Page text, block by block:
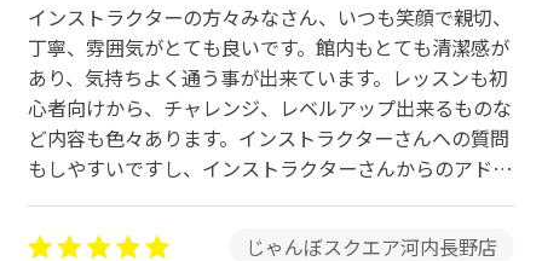
インストラクターの方々みなさん、いつも笑顔で親切、
丁寧、雰囲気がとても良いです。館内もとても清潔感が
あり、気持ちよく通う事が出来ています。レッスンも初
心者向けから、チャレンジ、レベルアップ出来るものな
ど内容も色々あります。インストラクターさんへの質問
もしやすいですし、インストラクターさんからのアドバ
るのもものすごく嬉しいです。毎回楽しく通えてます。
じゃんぼスクエア河内長野店